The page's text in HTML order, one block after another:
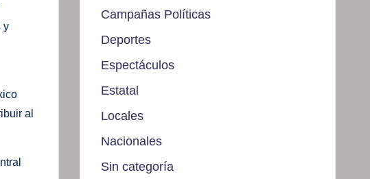
y
al
Campañas Políticas
Deportes
Espectáculos
Estatal
Locales
Nacionales
Sin categoría